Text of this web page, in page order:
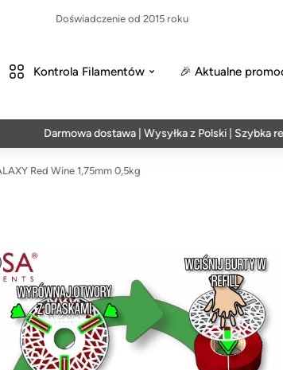
Doświadczenie od 2015 roku
Kontrola Filamentów 🎉 Aktualne
Darmowa dostawa | Wysyłka z Polski | Szybka
Red Wine 1,75mm 0,5kg